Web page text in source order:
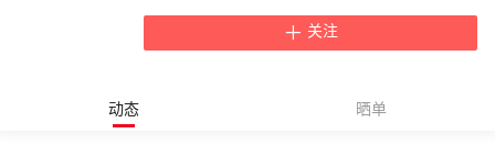
关注
动态 晒单